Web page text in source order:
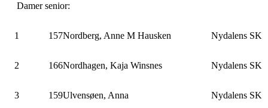
Damer senior:
1 157Nordberg, Anne M Hausken Nydalens SK
2 166Nordhagen, Kaja Winsnes Nydalens SK
3 159Ulvensøen, Anna Nydalens SK